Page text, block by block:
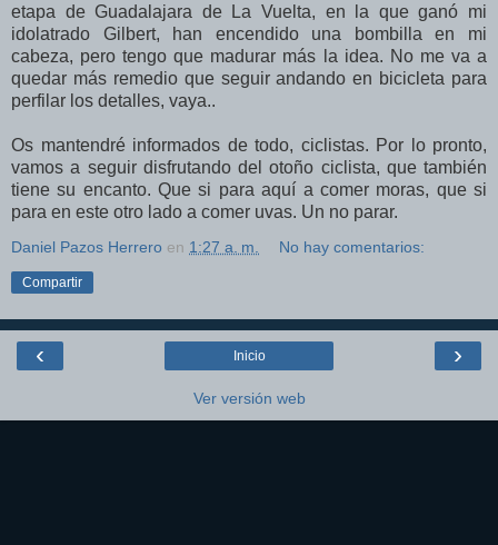
etapa de Guadalajara de La Vuelta, en la que ganó mi
idolatrado Gilbert, han encendido una bombilla en mi
cabeza, pero tengo que madurar más la idea. No me va a
quedar más remedio que seguir andando en bicicleta para
perfilar los detalles, vaya..
Os mantendré informados de todo, ciclistas. Por lo pronto,
vamos a seguir disfrutando del otoño ciclista, que también
tiene su encanto. Que si para aquí a comer moras, que si
para en este otro lado a comer uvas. Un no parar.
Daniel Pazos Herrero en 1:27 a. m. No hay comentarios:
Compartir
‹ ›
Inicio
Ver versión web